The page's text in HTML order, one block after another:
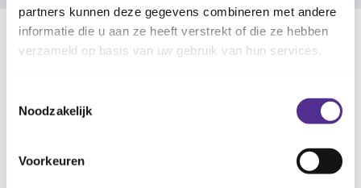
partners kunnen deze gegevens combineren met andere
informatie die u aan ze heeft verstrekt of die ze hebben
verzameld op basis van uw gebruik van hun services.
Noodzakelijk
Voorkeuren